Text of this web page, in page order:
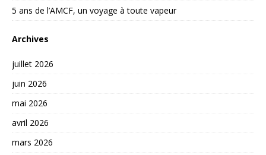
5 ans de l’AMCF, un voyage à toute vapeur
Archives
juillet 2026
juin 2026
mai 2026
avril 2026
mars 2026